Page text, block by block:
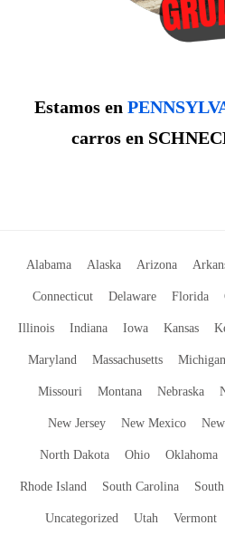
Estamos en
carros en
Alabama Alaska Arizona
Connecticut Delaware Florida
Illinois Indiana Iowa Kansas
Maryland Massachusetts Michigan
Missouri Montana Nebraska
New Jersey New Mexico
North Dakota Ohio Oklahoma
Rhode Island South Carolina
Uncategorized Utah Vermont